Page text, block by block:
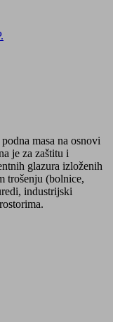
masa na osnovi
je za zaštitu i
glazura izloženih
trošenju (bolnice,
industrijski